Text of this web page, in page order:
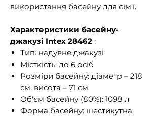
використання басейну для сім'ї.
Характеристики басейну-
джакузі Intex 28462 :
Тип: надувне джакузі
Місткість: до 6 осіб
Розміри басейну: діаметр – 218
см, висота – 71 см
Об'єм басейну (80%): 1098 л
Форма басейну: шестикутна